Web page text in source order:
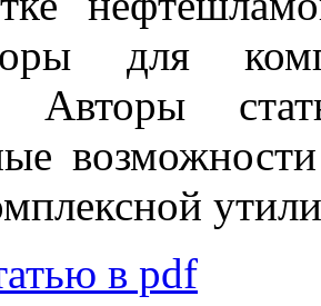
для
Авторы
в pdf